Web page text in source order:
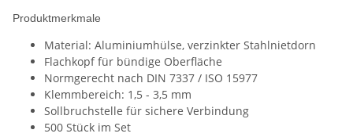
Produktmerkmale
Material: Aluminiumhülse, verzinkter Stahlnietdorn
Flachkopf für bündige Oberfläche
Normgerecht nach DIN 7337 / ISO 15977
Klemmbereich: 1,5 - 3,5 mm
Sollbruchstelle für sichere Verbindung
500 Stück im Set